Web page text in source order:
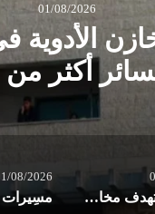
01/08/2026
أكثر
العدو يستهدف مخازن الأدوية في مستشفى شهداء الأقصى والخسائر أكثر من نصف مليون $
08/2026